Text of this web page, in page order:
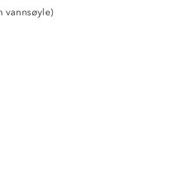
vannsøyle)